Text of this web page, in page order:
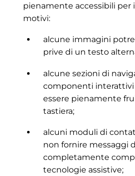
pienamente accessibili per
motivi:
alcune immagini
prive di un testo
alcune sezioni di
componenti
essere pienamente
tastiera;
alcuni moduli di
non fornire messaggi
completamente
tecnologie assistive;